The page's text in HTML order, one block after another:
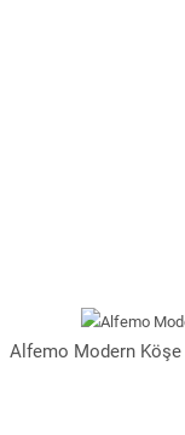
Alfemo Modern Köşe